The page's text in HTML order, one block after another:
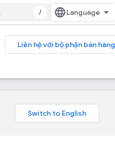
/
Liên hệ với bộ phận bán hàng